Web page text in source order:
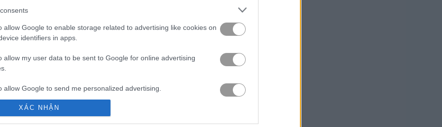
allow Google to enable storage related to advertising like cookies on
identifiers in apps.
allow my user data to be sent to Google for online advertising
allow Google to send me personalized advertising.
allow Google to enable storage related to analytics like cookies on
identifiers in apps.
XÁC NHẬN